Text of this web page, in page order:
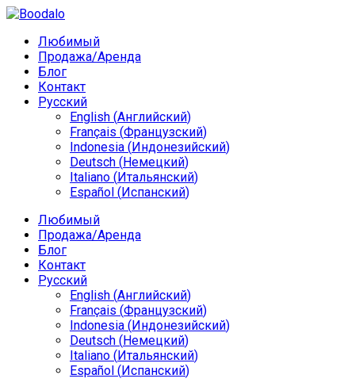
Любимый
Продажа/Аренда
Блог
Контакт
Русский
English (Английский)
Français (Французский)
Indonesia (Индонезийский)
Deutsch (Немецкий)
Italiano (Итальянский)
Español (Испанский)
Любимый
Продажа/Аренда
Блог
Контакт
Русский
English (Английский)
Français (Французский)
Indonesia (Индонезийский)
Deutsch (Немецкий)
Italiano (Итальянский)
Español (Испанский)